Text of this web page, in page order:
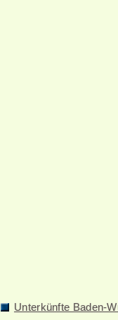
Unterkünfte Baden-